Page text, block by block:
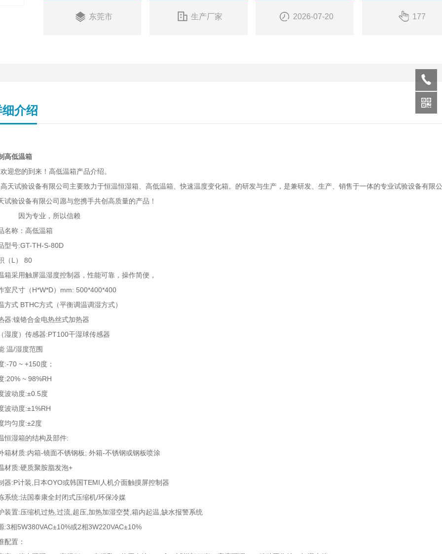
东莞市 生产厂家 2026-07-20 177
介绍
高低温箱
您的到来！高低温箱产品介绍。
试验设备有限公司主要致力于恒温恒湿箱、高低温箱、快速温度变化箱。的研发与生产，是兼研发、生产、销售于一体的专业试验设备有限
试验设备有限公司愿与您携手共创高质量的产品！
专业，所以信赖
名称：高低温箱
型号:GT-TH-S-80D
（L） 80
箱采用触屏温湿度控制器，性能可靠，操作简便，
室尺寸（H*W*D）mm: 500*400*400
方式 BTHC方式（平衡调温调湿方式）
器:镍铬合金电热丝式加热器
湿度）传感器:PT100干湿球传感器
温/湿度范围
:-70 ~ +150度；
:20% ~ 98%RH
波动度:±0.5度
波动度:±1%RH
均匀度:±2度
恒湿箱的结构及部件:
箱材质:内箱-镜面不锈钢板; 外箱-不锈钢或钢板喷涂
材质:硬质聚胺脂发泡+
器:P计装,日本OYO或韩国TEMI人机介面触摸屏控制器
系统:法国泰康全封闭式压缩机/环保冷媒
装置:压缩机过热,过流,超压,加热加湿空焚,箱内起温,缺水报警系统
:3相5W380VAC±10%或2相3W220VAC±10%
配置：